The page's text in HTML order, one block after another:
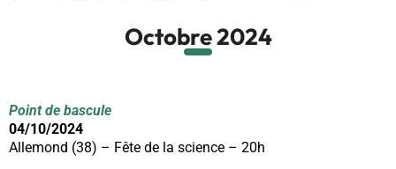
Octobre 2024
Point de bascule
04/10/2024
Allemond (38) – Fête de la science – 20h